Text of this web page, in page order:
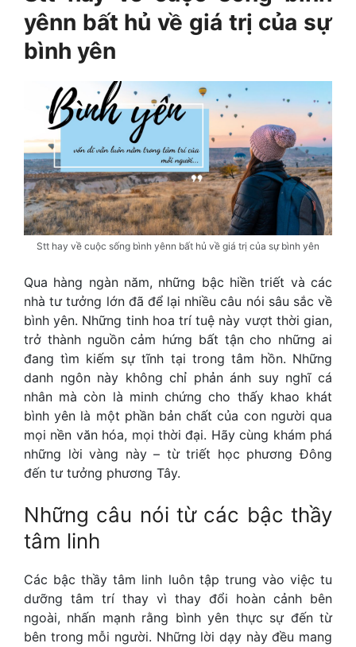
yênn bất hủ về giá trị của sự
bình yên
Stt hay về cuộc sống bình yênn bất hủ về giá trị của sự bình yên
Qua hàng ngàn năm, những bậc hiền triết và các
nhà tư tưởng lớn đã để lại nhiều câu nói sâu sắc về
bình yên. Những tinh hoa trí tuệ này vượt thời gian,
trở thành nguồn cảm hứng bất tận cho những ai
đang tìm kiếm sự tĩnh tại trong tâm hồn. Những
danh ngôn này không chỉ phản ánh suy nghĩ cá
nhân mà còn là minh chứng cho thấy khao khát
bình yên là một phần bản chất của con người qua
mọi nền văn hóa, mọi thời đại. Hãy cùng khám phá
những lời vàng này – từ triết học phương Đông
đến tư tưởng phương Tây.
Những câu nói từ các bậc thầy
tâm linh
Các bậc thầy tâm linh luôn tập trung vào việc tu
dưỡng tâm trí thay vì thay đổi hoàn cảnh bên
ngoài, nhấn mạnh rằng bình yên thực sự đến từ
bên trong mỗi người. Những lời dạy này đều mang